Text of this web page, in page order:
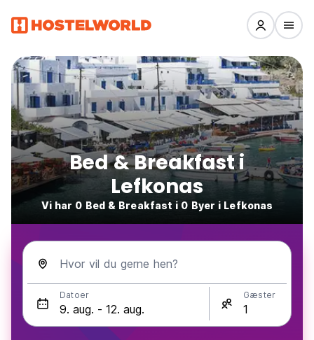
Bed & Breakfast i
Lefkonas
Vi har 0 Bed & Breakfast i 0 Byer i Lefkonas
Hvor vil du gerne hen?
Datoer Gæster